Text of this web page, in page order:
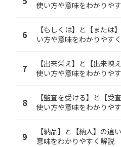
使い方や意味をわかりや
6
【もしくは】と【または
い方や意味をわかりやす
7
【出来栄え】と【出来映
使い方や意味をわかりや
8
【監査を受ける】と【受
使い方や意味をわかりや
9
【納品】と【納入】の違
意味をわかりやすく解説